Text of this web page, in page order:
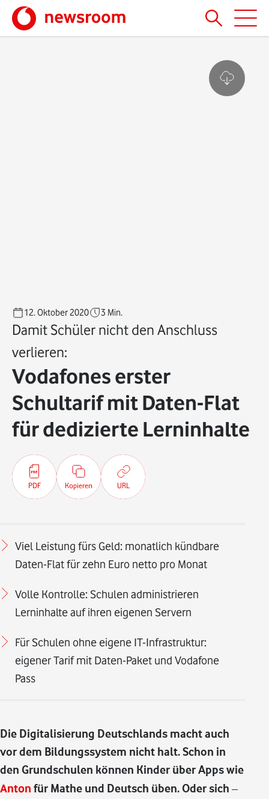
12. Oktober 2020 3 Min.
Damit Schüler nicht den Anschluss
verlieren:
Vodafones erster
Schultarif mit Daten-Flat
für dedizierte Lerninhalte
PDF Kopieren URL
Viel Leistung fürs Geld: monatlich kündbare
Daten-Flat für zehn Euro netto pro Monat
Volle Kontrolle: Schulen administrieren
Lerninhalte auf ihren eigenen Servern
Für Schulen ohne eigene IT-Infrastruktur:
eigener Tarif mit Daten-Paket und Vodafone
Pass
Die Digitalisierung Deutschlands macht auch
vor dem Bildungssystem nicht halt. Schon in
den Grundschulen können Kinder über Apps wie
Anton für Mathe und Deutsch üben. Oder sich –